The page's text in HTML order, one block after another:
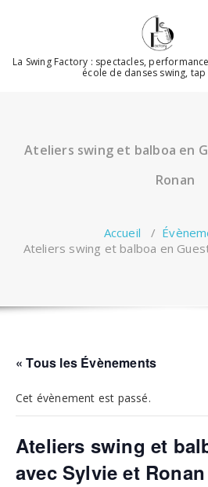
La Swing Factory : spectacles,
école de danses swing, tap
Ateliers swing et balboa en
Ronan
Accueil /
Ateliers swing et balboa en
« Tous les Évènements
Cet évènement est passé.
Ateliers swing et
avec Sylvie et Ronan